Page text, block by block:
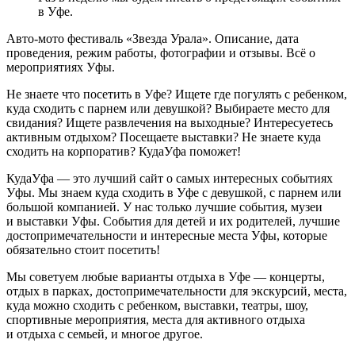
в Уфе.
Авто-мото фестиваль «Звезда Урала». Описание, дата
проведения, режим работы, фотографии и отзывы. Всё о
мероприятиях Уфы.
Не знаете что посетить в Уфе? Ищете где погулять с ребенком,
куда сходить с парнем или девушкой? Выбираете место для
свидания? Ищете развлечения на выходные? Интересуетесь
активным отдыхом? Посещаете выставки? Не знаете куда
сходить на корпоратив? КудаУфа поможет!
КудаУфа — это лучший сайт о самых интересных событиях
Уфы. Мы знаем куда сходить в Уфе с девушкой, с парнем или
большой компанией. У нас только лучшие события, музеи
и выставки Уфы. События для детей и их родителей, лучшие
достопримечательности и интересные места Уфы, которые
обязательно стоит посетить!
Мы советуем любые варианты отдыха в Уфе — концерты,
отдых в парках, достопримечательности для экскурсий, места,
куда можно сходить с ребенком, выставки, театры, шоу,
спортивные мероприятия, места для активного отдыха
и отдыха с семьей, и многое другое.